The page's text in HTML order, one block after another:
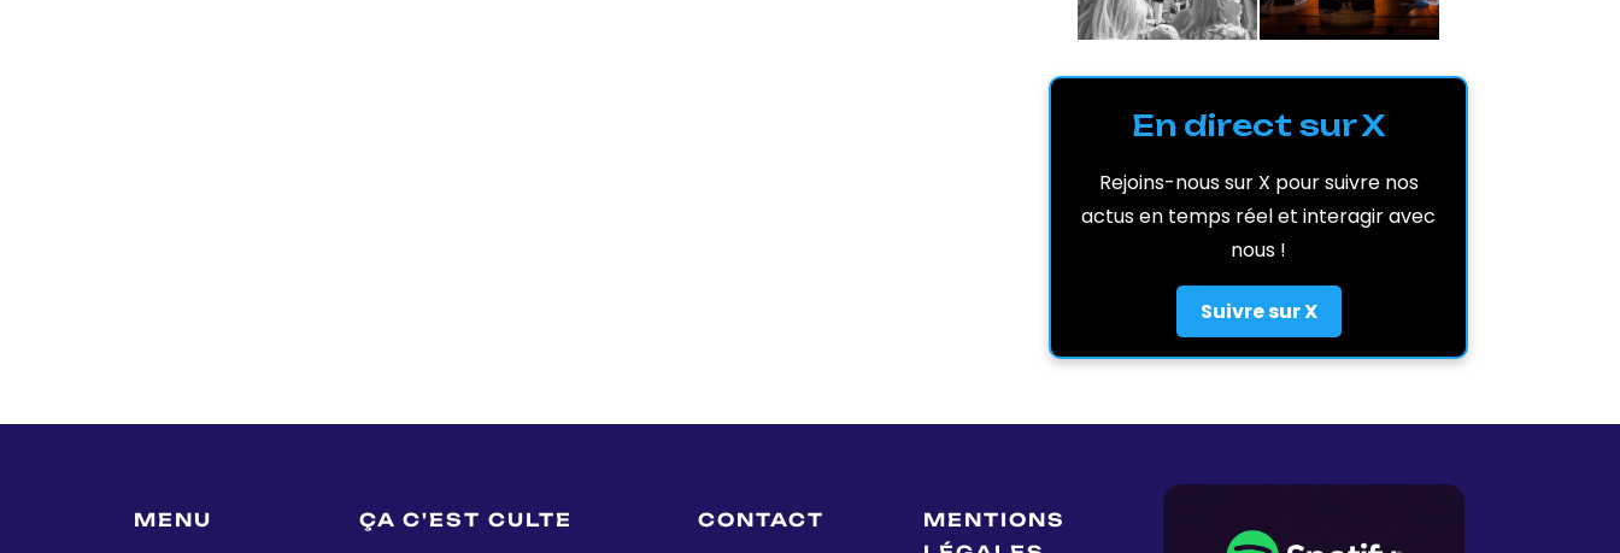
En direct sur X
Rejoins-nous sur X pour suivre nos
actus en temps réel et interagir avec
nous !
Suivre sur X
MENU ÇA C'EST CULTE CONTACT
MENTIONS